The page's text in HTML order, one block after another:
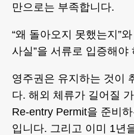
만으로는 부족합니다.
“왜 돌아오지 못했는지”
사실”을 서류로 입증해야
영주권은 유지하는 것이
다. 해외 체류가 길어질
Re-entry Permit을 준비
입니다. 그리고 이미 1년